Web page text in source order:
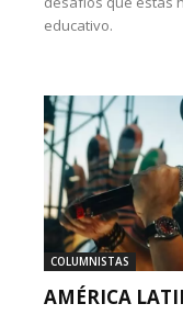
educativo.
COLUMNISTAS
AMÉRICA